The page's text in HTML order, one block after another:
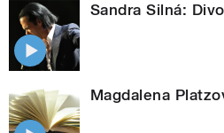
Sandra Silná:
Magdalena